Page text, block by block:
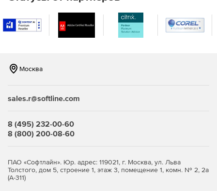
Model Studio CS Технологические схемы значительно
упрощает выпуск готового документа благодаря
встроенным инструментам, обеспечивающим
интеллектуальное поведение объектов и
на основе созданных схем.
Москва
sales.r@softline.com
8 (495) 232-00-60
8 (800) 200-08-60
ПАО «Софтлайн». Юр. адрес: 119021, г. Москва, ул. Льва
Толстого, дом 5, строение 1, этаж 3, помещение 1, комн. № 2, 2а
(А-311)